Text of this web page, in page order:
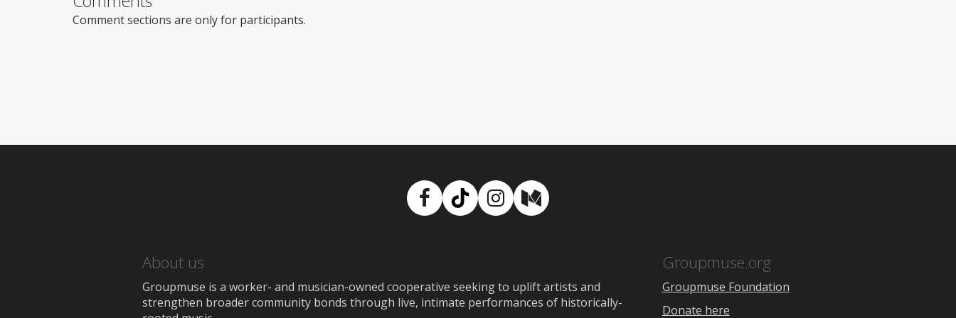
Comment sections are only for participants.
Facebook
TikTokInstagram
Medium
About us
Groupmuse is a worker- and musician-owned cooperative seeking to uplift artists and
strengthen broader community bonds through live, intimate performances of historically-
Groupmuse.org
Groupmuse Foundation
Donate here